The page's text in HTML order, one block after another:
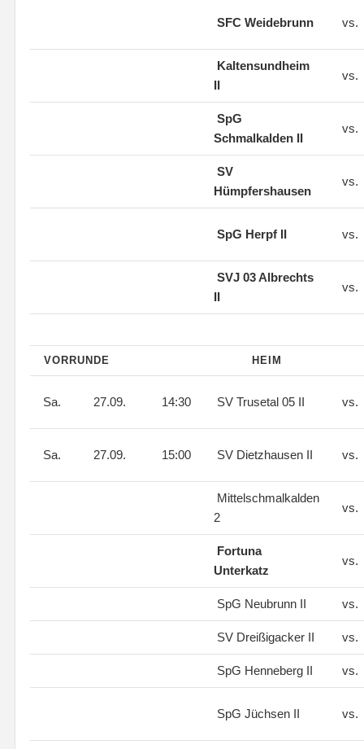
SFC Weidebrunn vs.
Kaltensundheim
II
vs.
SpG
Schmalkalden II
vs.
SV
Hümpfershausen
vs.
SpG Herpf II vs.
SVJ 03 Albrechts
II
vs.
VORRUNDE HEIM
Sa. 27.09. 14:30 SV Trusetal 05 II vs.
Sa. 27.09. 15:00 SV Dietzhausen II vs.
Mittelschmalkalden
2
vs.
Fortuna
Unterkatz
vs.
SpG Neubrunn II vs.
SV Dreißigacker II vs.
SpG Henneberg II vs.
SpG Jüchsen II vs.